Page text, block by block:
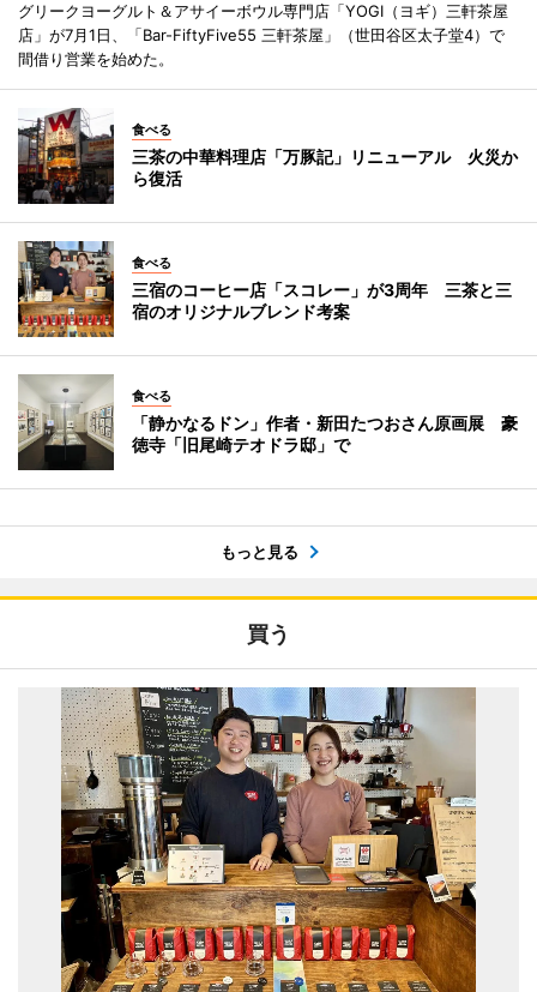
グリークヨーグルト＆アサイーボウル専門店「YOGI（ヨギ）三軒茶屋
店」が7月1日、「Bar-FiftyFive55 三軒茶屋」（世田谷区太子堂4）で
間借り営業を始めた。
食べる
三茶の中華料理店「万豚記」リニューアル 火災か
ら復活
食べる
三宿のコーヒー店「スコレー」が3周年 三茶と三
宿のオリジナルブレンド考案
食べる
「静かなるドン」作者・新田たつおさん原画展 豪
徳寺「旧尾崎テオドラ邸」で
もっと見る
買う